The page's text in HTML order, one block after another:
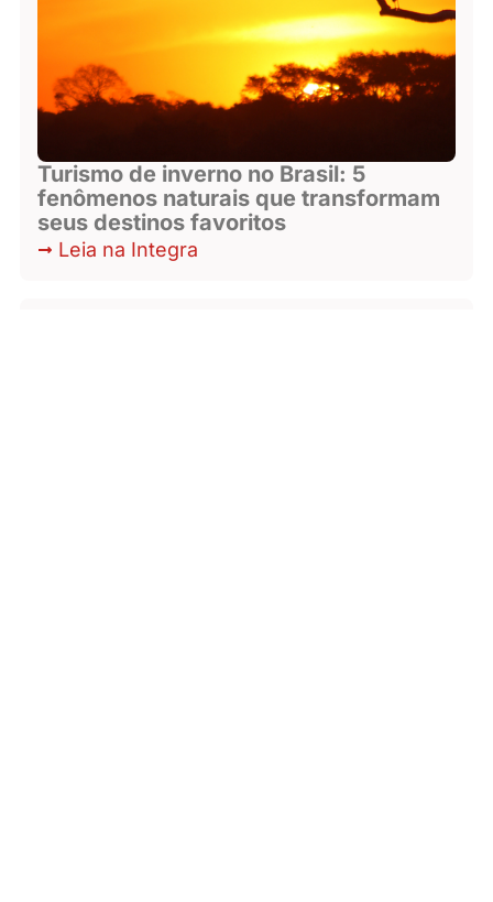
Turismo de inverno no Brasil: 5
fenômenos naturais que transformam
seus destinos favoritos
Leia na Integra